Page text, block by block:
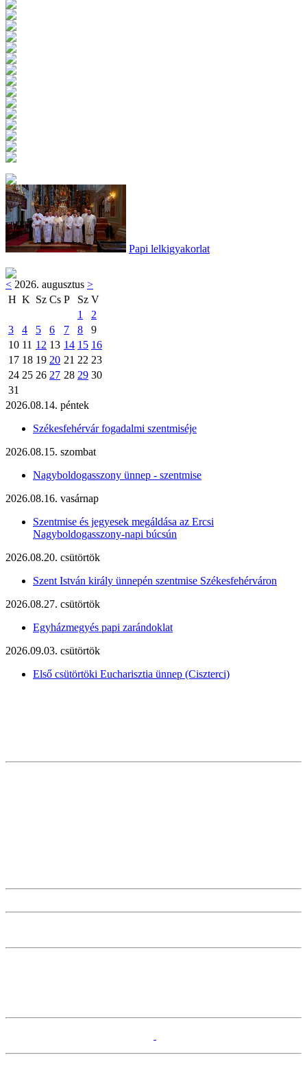
Papi lelkigyakorlat
< 2026. augusztus >
H K Sz Cs P Sz V
1
2
3
4 5 6 7 8
9
10 11 12 13 14 15 16
17 18 19 20 21 22 23
24 25 26 27 28 29 30
31
2026.08.14. péntek
Székesfehérvár fogadalmi szentmiséje
2026.08.15. szombat
Nagyboldogasszony ünnep - szentmise
2026.08.16. vasárnap
Szentmise és jegyesek megáldása az Ercsi
Nagyboldogasszony-napi búcsún
2026.08.20. csütörtök
Szent István király ünnepén szentmise Székesfehérváron
2026.08.27. csütörtök
Egyházmegyés papi zarándoklat
2026.09.03. csütörtök
Első csütörtöki Eucharisztia ünnep (Ciszterci)